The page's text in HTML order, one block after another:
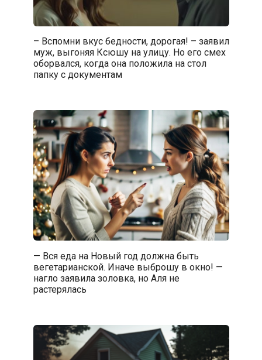
– Вспомни вкус бедности, дорогая! – заявил
муж, выгоняя Ксюшу на улицу. Но его смех
оборвался, когда она положила на стол
папку с документам
— Вся еда на Новый год должна быть
вегетарианской. Иначе выброшу в окно! —
нагло заявила золовка, но Аля не
растерялась